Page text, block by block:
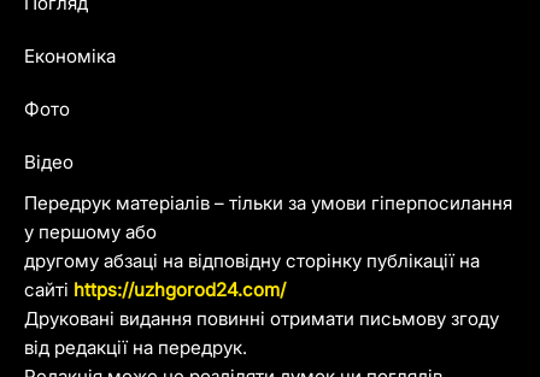
Передрук матеріалів – тільки за умови гіперпосилання
у першому або
другому абзаці на відповідну сторінку публікації на
сайті https://uzhgorod24.com/
Друковані видання повинні отримати письмову згоду
від редакції на передрук.
Економіка
Фото
Відео